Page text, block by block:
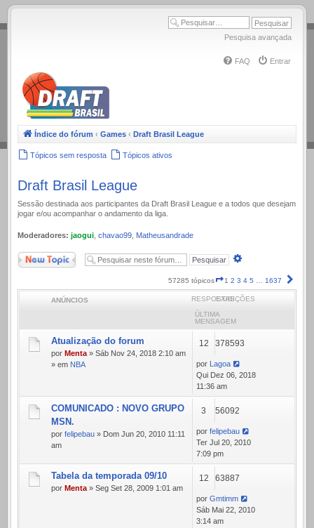
.
Pesquisa avançada
FAQ Entrar
Índice do fórum ‹ Games ‹ Draft Brasil League
Tópicos sem resposta Tópicos ativos
Draft Brasil League
Sessão destinada aos participantes da Draft Brasil League e a todos que desejam
jogar e/ou acompanhar o andamento da liga.
Moderadores: jaogui chavao99 Matheusandrade
Novo Tópico
57285 tópicos Página
1
de
1 2 3 4 5 … 1637
ANÚNCIOS RESPOSTASEXIBIÇÕES
ÚLTIMA
MENSAGEM
Atualização do forum
por Menta » Sáb Nov 24, 2018 2:10 am
» em NBA
12 378593
por
Lagoa
Qui Dez 06, 2018
11:36 am
COMUNICADO : NOVO GRUPO
MSN.
por felipebau » Dom Jun 20, 2010 11:11
am
3 56092
por felipebau
Ter Jul 20, 2010
7:09 pm
Tabela da temporada 09/10
por Menta » Seg Set 28, 2009 1:01 am
12 63887
por Gmtimm
Sáb Mai 22, 2010
3:14 am